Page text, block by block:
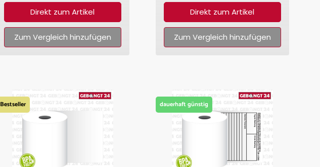
Direkt zum Artikel
Zum Vergleich hinzufügen
Direkt zum Artikel
Zum Vergleich hinzufügen
Bestseller dauerhaft günstig